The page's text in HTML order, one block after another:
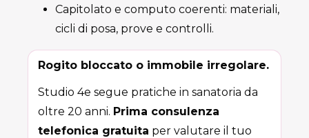
Capitolato e computo coerenti: materiali,
cicli di posa, prove e controlli.
Rogito bloccato o immobile irregolare.
Studio 4e segue pratiche in sanatoria da
oltre 20 anni. Prima consulenza
telefonica gratuita per valutare il tuo